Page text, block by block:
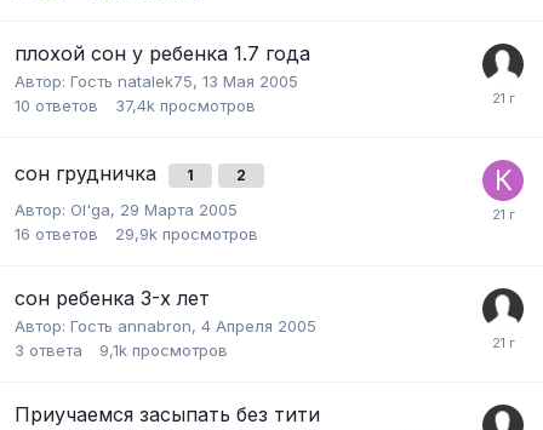
плохой сон у ребенка 1.7 года
Автор: Гость natalek75, 13 Мая 2005
10 ответов 37,4k просмотров
сон грудничка 1 2
Автор: Ol'ga, 29 Марта 2005
16 ответов 29,9k просмотров
сон ребенка 3-х лет
Автор: Гость annabron, 4 Апреля 2005
3 ответа 9,1k просмотров
Приучаемся засыпать без тити